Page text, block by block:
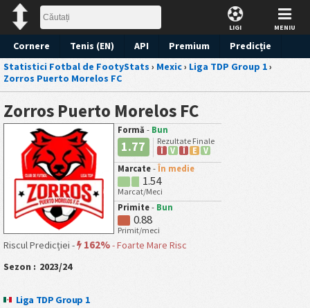
LIGI MENIU
Cornere Tenis (EN) API Premium
Predicție
Statistici Fotbal de FootyStats › Mexic› Liga TDP Group 1›
Zorros Puerto Morelos FC
Zorros Puerto Morelos FC
Formă - Bun
1.77
Rezultate Finale
Î
V Î E
V
Marcate - În medie
1.54
Marcat/Meci
Primite - Bun
0.88
Primit/meci
Riscul Predicției - 162%-Foarte Mare Risc
Sezon : 2023/24
Liga TDP Group 1